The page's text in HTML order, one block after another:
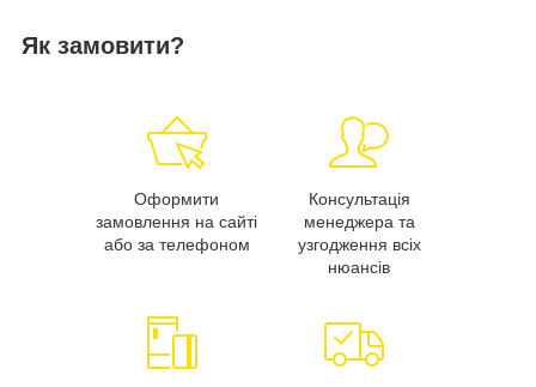
Як замовити?
Оформити
замовлення на сайті
або за телефоном
Консультація
менеджера та
узгодження всіх
нюансів